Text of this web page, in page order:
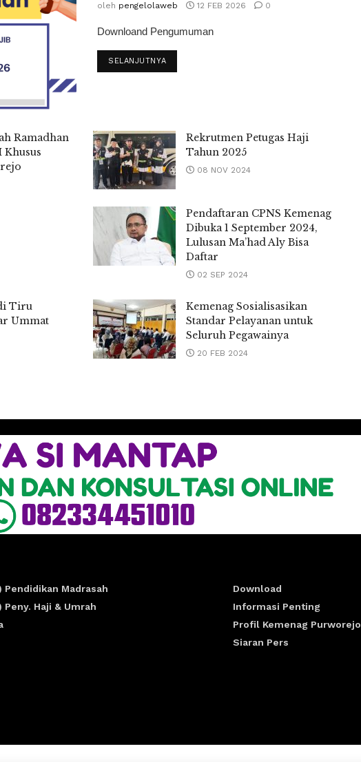
oleh pengelolaweb 12 FEB 2026 0
Downloand Pengumuman
SELANJUTNYA
Ramadhan
Khusus
Rekrutmen Petugas Haji
Tahun 2025
08 NOV 2024
Pendaftaran CPNS Kemenag
Dibuka 1 September 2024,
Lulusan Ma’had Aly Bisa
Daftar
02 SEP 2024
Tiru
Ummat
Kemenag Sosialisasikan
Standar Pelayanan untuk
Seluruh Pegawainya
20 FEB 2024
Pendidikan Madrasah
Peny. Haji & Umrah
Download
Informasi Penting
Profil Kemenag Purworejo
Siaran Pers